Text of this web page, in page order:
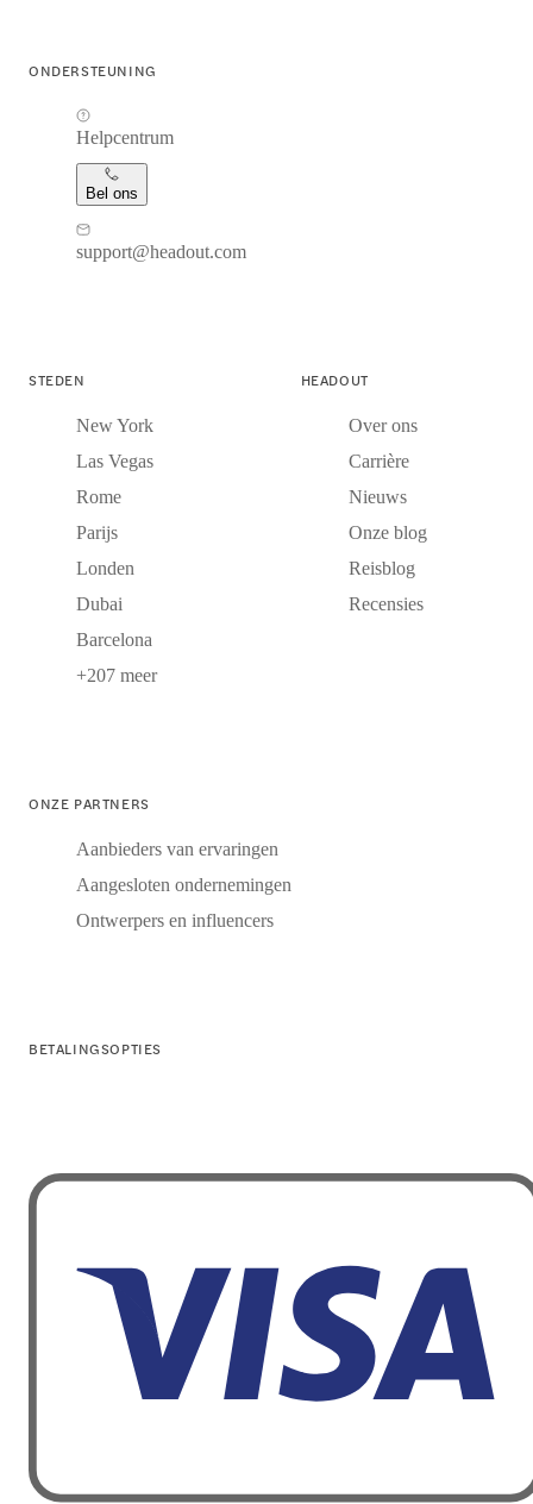
ONDERSTEUNING
Helpcentrum
Bel ons
support@headout.com
STEDEN
New York
Las Vegas
Rome
Parijs
Londen
Dubai
Barcelona
+207 meer
HEADOUT
Over ons
Carrière
Nieuws
Onze blog
Reisblog
Recensies
ONZE PARTNERS
Aanbieders van ervaringen
Aangesloten ondernemingen
Ontwerpers en influencers
BETALINGSOPTIES